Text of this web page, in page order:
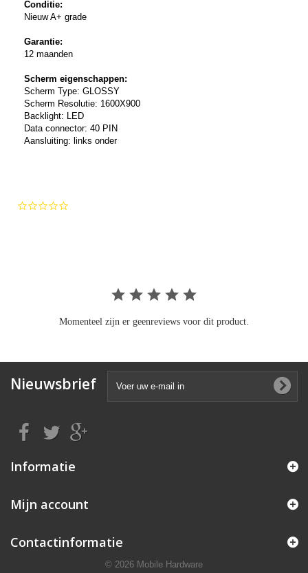
Conditie:
Nieuw A+ grade
Garantie:
12 maanden
Scherm eigenschappen:
Scherm Type: GLOSSY
Scherm Resolutie: 1600X900
Backlight: LED
Data connector: 40 PIN
Aansluiting: links onder
Momenteel zijn er geenreviews voor dit product.
Nieuwsbrief
Informatie
Mijn account
Contactinformatie
© 2026 Mobile Hardware